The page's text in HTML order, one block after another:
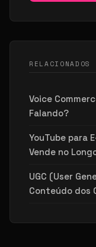
RELACIONADOS
Voice
Falando?
YouTube para
Vende no
UGC (User
Conteúdo dos